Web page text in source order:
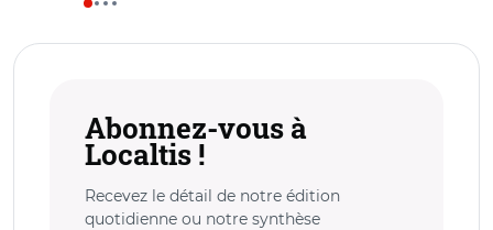
Abonnez-vous à
Localtis !
Recevez le détail de notre édition
quotidienne ou notre synthèse